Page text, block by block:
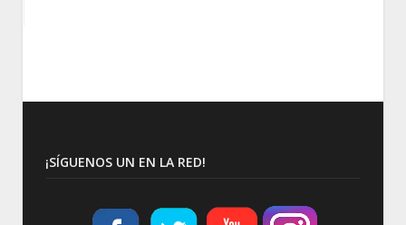
¡SÍGUENOS UN EN LA RED!